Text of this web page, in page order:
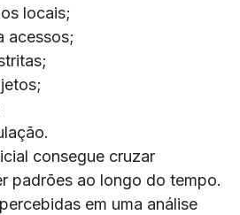
locais;
acessos;
consegue cruzar
padrões ao longo do tempo.
em uma análise